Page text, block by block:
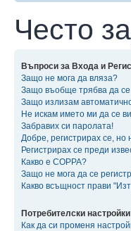
Често
Въпроси за Входа и
Защо не мога да вляза?
Защо въобще трябва да се
Защо излизам
Не искам името ми да се
Забравих си паролата!
Добре, регистрирах се, но
Регистрирах се преди
Какво е COPPA?
Защо не мога да се
Какво всъщност прави
Потребителски настройки
Как да си променя